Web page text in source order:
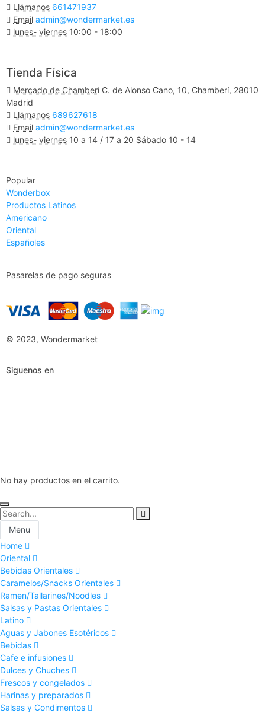
Llámanos 661471937
Email admin@wondermarket.es
lunes- viernes 10:00 - 18:00
Tienda Física
Mercado de Chamberí C. de Alonso Cano, 10, Chamberí, 28010
Madrid
Llámanos 689627618
Email admin@wondermarket.es
lunes- viernes 10 a 14 / 17 a 20 Sábado 10 - 14
Popular
Wonderbox
Productos Latinos
Americano
Oriental
Españoles
Pasarelas de pago seguras
© 2023, Wondermarket
Siguenos en
No hay productos en el carrito.
Menu
Home
Oriental
Bebidas Orientales
Caramelos/Snacks Orientales
Ramen/Tallarines/Noodles
Salsas y Pastas Orientales
Latino
Aguas y Jabones Esotéricos
Bebidas
Cafe e infusiones
Dulces y Chuches
Frescos y congelados
Harinas y preparados
Salsas y Condimentos